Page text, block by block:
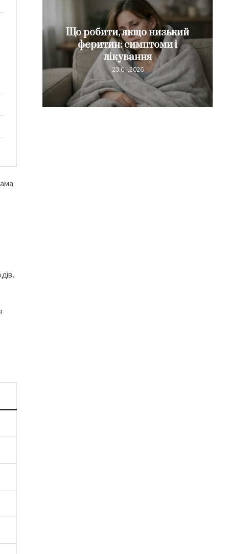
Що робити, якщо низький
феритин: симптоми і
лікування
23.01.2026